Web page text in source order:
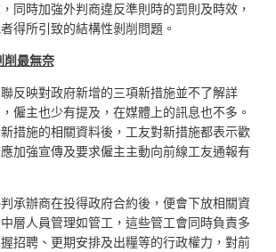
同時加強外判商違反準則時的罰則及時效，
得所引致的結構性剝削問題。
削最無奈
反映對政府新增的三項新措施並不了解詳
僱主也少有提及，在媒體上的訊息也不多。
措施的相關資料後，工友對新措施都表示歡
加強宣傳及要求僱主主動向前線工友通報有
承辦商在投得政府合約後，便會下放相關資
層人員管理如管工，這些管工會同時負責多
招聘、更期安排及出糧等的行政權力，對前